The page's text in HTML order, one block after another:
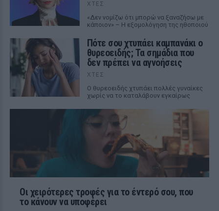
ΧΤΕΣ
«Δεν νομίζω ότι μπορώ να ξαναζήσω με
κάποιον» – Η εξομολόγηση της ηθοποιού
Πότε σου χτυπάει καμπανάκι ο
θυρεοειδής; Τα σημάδια που
δεν πρέπει να αγνοήσεις
ΧΤΕΣ
Ο θυρεοειδής χτυπάει πολλές γυναίκες
χωρίς να το καταλάβουν εγκαίρως
Οι χειρότερες τροφές για το έντερό σου, που
το κάνουν να υποφέρει